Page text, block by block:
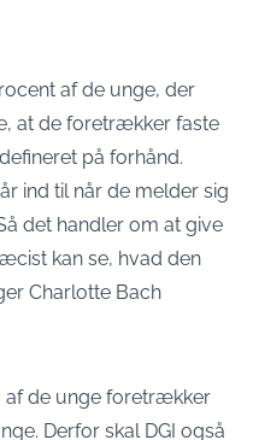
af de unge, der
at de foretrækker faste
på forhånd.
ind til når de melder sig
det handler om at give
kan se, hvad den
Charlotte Bach
af de unge foretrækker
Derfor skal DGI også